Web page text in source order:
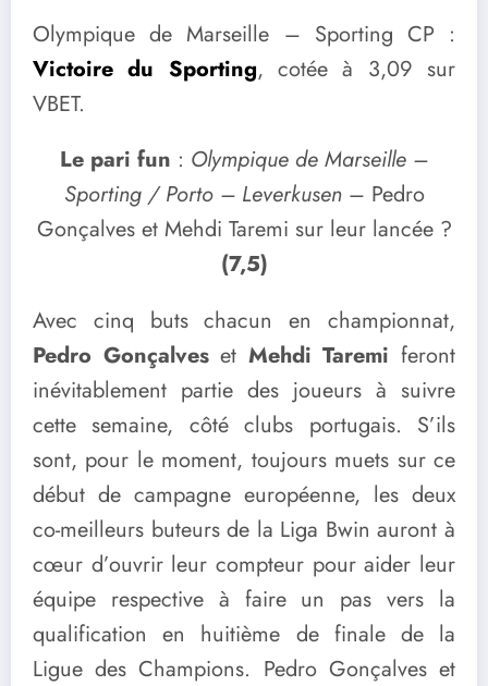
Olympique de Marseille – Sporting CP :
Victoire du Sporting, cotée à 3,09 sur
VBET.
Le pari fun : Olympique de Marseille –
Sporting / Porto – Leverkusen– Pedro
Gonçalves et Mehdi Taremi sur leur lancée ?
(7,5)
Avec cinq buts chacun en championnat,
Pedro Gonçalveset Mehdi Taremi feront
inévitablement partie des joueurs à suivre
cette semaine, côté clubs portugais. S’ils
sont, pour le moment, toujours muets sur ce
début de campagne européenne, les deux
co-meilleurs buteurs de la Liga Bwin auront à
cœur d’ouvrir leur compteur pour aider leur
équipe respective à faire un pas vers la
qualification en huitième de finale de la
Ligue des Champions. Pedro Gonçalves et